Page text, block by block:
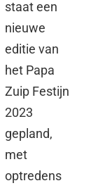
staat een
nieuwe
editie van
het Papa
Zuip Festijn
2023
gepland,
met
optredens